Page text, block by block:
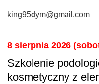
king95dym@gmail.com
8 sierpnia 2026
Szkolenie
kosmetyczny z